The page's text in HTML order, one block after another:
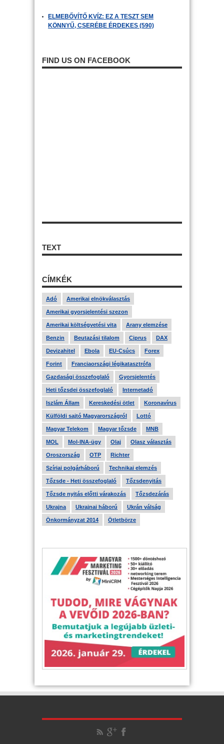
ELMEBŐVÍTŐ KVÍZ: EZ A TESZT SEM
KÖNNYŰ, CSERÉBE ÉRDEKES (590)
FIND US ON FACEBOOK
TEXT
CÍMKÉK
Adó Amerikai elnökválasztás
Amerikai gyorsjelentési szezon
Amerikai költségvetési vita Arany elemzése
Benzin Beutazási tilalom Ciprus DAX
Devizahitel Ebola EU-Csúcs Forex
Forint Franciaországi légikatasztrófa
Gazdasági összefoglaló Gyorsjelentés
Heti tőzsdei összefoglaló Internetadó
Iszlám Állam Kereskedési ötlet Koronavírus
Külföldi sajtó Magyarországról Lottó
Magyar Telekom Magyar tőzsde MNB
MOL Mol-INA-ügy Olaj Olasz választás
Oroszország OTP Richter
Szíriai polgárháború Technikai elemzés
Tőzsde - Heti összefoglaló Tőzsdenyitás
Tőzsde nyitás előtti várakozás Tőzsdezárás
Ukrajna Ukrajnai háború Ukrán válság
Önkormányzat 2014 Ötletbörze